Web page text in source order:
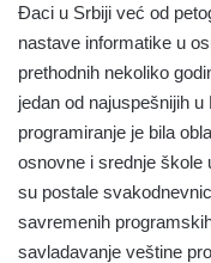
Đaci u Srbiji već od
nastave informatike u
prethodnih nekoliko
jedan od najuspešnijih
programiranje je bila
osnovne i srednje škole
su postale
savremenih
savladavanje veštine